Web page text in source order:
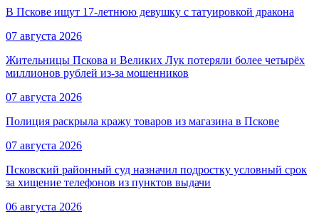
В Пскове ищут 17‑летнюю девушку с татуировкой дракона
07 августа 2026
Жительницы Пскова и Великих Лук потеряли более четырёх
миллионов рублей из-за мошенников
07 августа 2026
Полиция раскрыла кражу товаров из магазина в Пскове
07 августа 2026
Псковский районный суд назначил подростку условный срок
за хищение телефонов из пунктов выдачи
06 августа 2026